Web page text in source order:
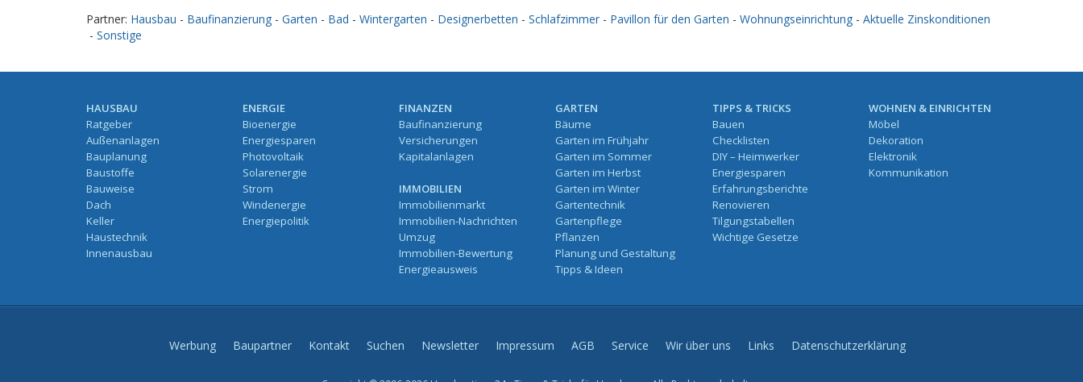
Partner: Hausbau - Baufinanzierung - Garten - Bad - Wintergarten - Designerbetten - Schlafzimmer - Pavillon für den Garten - Wohnungseinrichtung - Aktuelle Zinskonditionen
- Sonstige
HAUSBAU
Ratgeber
Außenanlagen
Bauplanung
Baustoffe
Bauweise
Dach
Keller
Haustechnik
Innenausbau
ENERGIE
Bioenergie
Energiesparen
Photovoltaik
Solarenergie
Strom
Windenergie
Energiepolitik
FINANZEN
Baufinanzierung
Versicherungen
Kapitalanlagen
IMMOBILIEN
Immobilienmarkt
Immobilien-Nachrichten
Umzug
Immobilien-Bewertung
Energieausweis
GARTEN
Bäume
Garten im Frühjahr
Garten im Sommer
Garten im Herbst
Garten im Winter
Gartentechnik
Gartenpflege
Pflanzen
Planung und Gestaltung
Tipps & Ideen
TIPPS & TRICKS
Bauen
Checklisten
DIY – Heimwerker
Energiesparen
Erfahrungsberichte
Renovieren
Tilgungstabellen
Wichtige Gesetze
WOHNEN & EINRICHTEN
Möbel
Dekoration
Elektronik
Kommunikation
Werbung Baupartner Kontakt Suchen Newsletter Impressum AGB Service Wir über uns Links Datenschutzerklärung